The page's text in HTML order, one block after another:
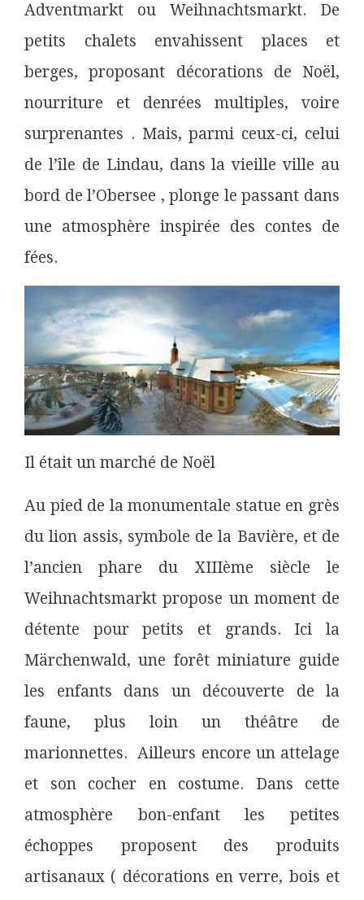
Adventmarkt ou Weihnachtsmarkt. De
petits chalets envahissent places et
berges, proposant décorations de Noël,
nourriture et denrées multiples, voire
surprenantes . Mais, parmi ceux-ci, celui
de l’île de Lindau, dans la vieille ville au
bord de l’Obersee , plonge le passant dans
une atmosphère inspirée des contes de
fées.
Il était un marché de Noël
Au pied de la monumentale statue en grès
du lion assis, symbole de la Bavière, et de
l’ancien phare du XIIIème siècle le
Weihnachtsmarkt propose un moment de
détente pour petits et grands. Ici la
Märchenwald, une forêt miniature guide
les enfants dans un découverte de la
faune, plus loin un théâtre de
marionnettes. Ailleurs encore un attelage
et son cocher en costume. Dans cette
atmosphère bon-enfant les petites
échoppes proposent des produits
artisanaux ( décorations en verre, bois et